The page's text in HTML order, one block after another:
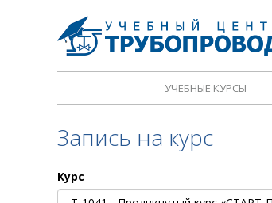
УЧЕБНЫЕ КУРСЫ
Запись на курс
Курс